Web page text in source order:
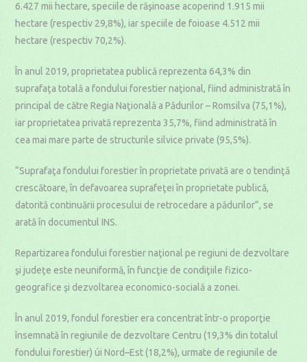
6.427 mii hectare, speciile de răşinoase acoperind 1.915 mii
hectare (respectiv 29,8%), iar speciile de foioase 4.512 mii
hectare (respectiv 70,2%).
În anul 2019, proprietatea publică reprezenta 64,3% din
suprafaţa totală a fondului forestier naţional, fiind administrată în
principal de către Regia Naţională a Pădurilor – Romsilva (75,1%),
iar proprietatea privată reprezenta 35,7%, fiind administrată în
cea mai mare parte de structurile silvice private (95,5%).
“Suprafaţa fondului forestier în proprietate privată are o tendinţă
crescătoare, în defavoarea suprafeţei în proprietate publică,
datorită continuării procesului de retrocedare a pădurilor”, se
arată în documentul INS.
Repartizarea fondului forestier naţional pe regiuni de dezvoltare
şi judeţe este neuniformă, în funcţie de condiţiile fizico-
geografice şi dezvoltarea economico-socială a zonei.
În anul 2019, fondul forestier era concentrat într-o proporţie
însemnată în regiunile de dezvoltare Centru (19,3% din totalul
fondului forestier) úi Nord–Est (18,2%), urmate de regiunile de